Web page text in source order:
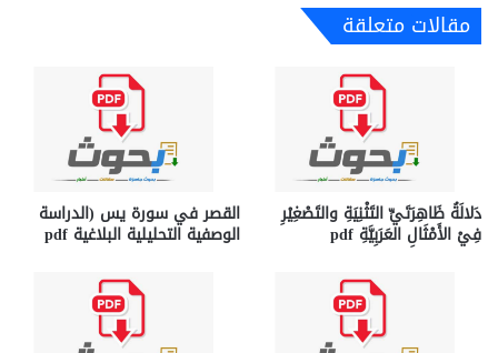
مقالات متعلقة
دَلالَةُ ظَاهِرَتَيِّ التَثْنِيَةِ والتَصْغِيْرِ
فِيْ الأَمْثَالِ العَرَبِيَّةِ pdf
القصر في سورة يس (الدراسة
الوصفية التحليلية البلاغية pdf